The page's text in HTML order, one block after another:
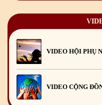
VIDEO HỘI PHỤ
VIDEO CỘNG